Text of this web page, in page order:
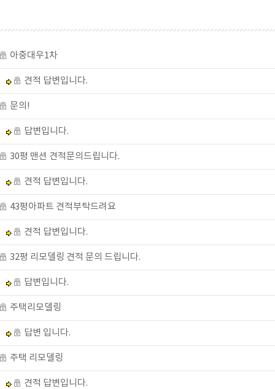
아중대우1차
견적 답변입니다.
문의!
답변입니다.
30평 맨션 견적문의드립니다.
견적 답변입니다.
43평아파트 견적부탁드려요
견적 답변입니다.
32평 리모델링 견적 문의 드립니다.
답변입니다.
주택리모델링
답변 입니다.
주택 리모델링
견적 답변입니다.